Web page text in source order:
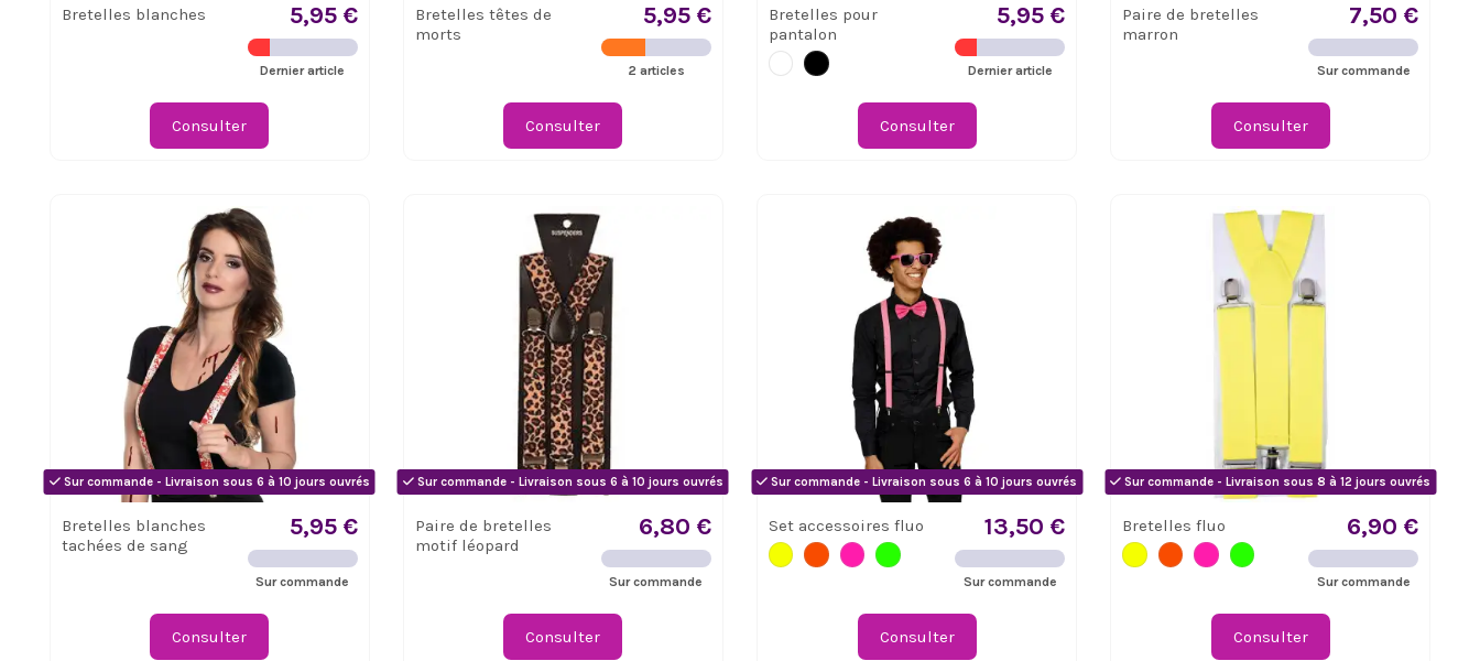
Bretelles blanches 5,95 €
Dernier article
Consulter
Bretelles têtes de
morts
5,95 €
2 articles
Consulter
Bretelles pour
pantalon
5,95 €
Dernier article
Consulter
Paire de bretelles
marron
7,50 €
Sur commande
Consulter
Sur commande - Livraison sous 6 à 10 jours ouvrés
Bretelles blanches
tachées de sang
5,95 €
Sur commande
Consulter
Sur commande - Livraison sous 6 à 10 jours ouvrés
Paire de bretelles
motif léopard
6,80 €
Sur commande
Consulter
Sur commande - Livraison sous 6 à 10 jours ouvrés
Set accessoires fluo 13,50 €
Sur commande
Consulter
Sur commande - Livraison sous 8 à 12 jours ouvrés
Bretelles fluo 6,90 €
Sur commande
Consulter